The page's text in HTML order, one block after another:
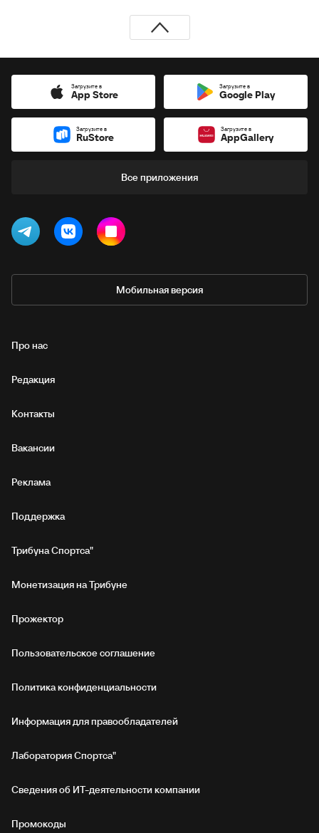
Загрузите в
App Store
Загрузите в
Google Play
Загрузите в
RuStore
Загрузите в
AppGallery
Все приложения
Мобильная версия
Про нас
Редакция
Контакты
Вакансии
Реклама
Поддержка
Трибуна Спортса"
Монетизация на Трибуне
Прожектор
Пользовательское соглашение
Политика конфиденциальности
Информация для правообладателей
Лаборатория Спортса"
Сведения об ИТ‑деятельности компании
Промокоды